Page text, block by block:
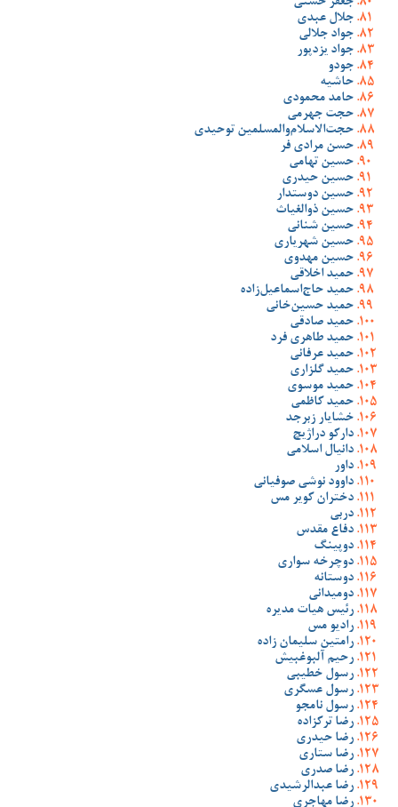
جعفر حسنی
جلال عبدی
جواد جلالی
جواد یزدپور
جودو
حاشیه
حامد محمودی
حجت جهرمی
حجت‌الاسلام‌والمسلمین توحیدی
حسن مرادی فر
حسین تهامی
حسین حیدری
حسین دوستدار
حسین ذوالغیاث
حسین شنانی
حسین شهریاری
حسین مهدوی
حمید اخلاقی
حمید حاج‌اسماعیل‌زاده
حمید حسین‌خانی
حمید صادقی
حمید طاهری فرد
حمید عرفانی
حمید گلزاری
حمید موسوی
حمید کاظمی
خشایار زبرجد
دارکو دراژیچ
دانیال اسلامی
داور
داوود نوشی صوفیانی
دختران کویر مس
دربی
دفاع مقدس
دوپینگ
دوچرخه سواری
دوستانه
دومیدانی
رئیس هیات مدیره
رادیو مس
رامتین سلیمان زاده
رحیم آلبوغبیش
رسول خطیبی
رسول عسگری
رسول نامجو
رضا ترکزاده
رضا حیدری
رضا ستاری
رضا صدری
رضا عبدالرشیدی
رضا مهاجری